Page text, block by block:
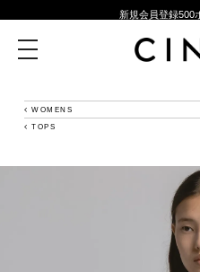
新規会員登録500
ニュースレター登録
NEW
toggle
navigation
WOMENS
TOPS